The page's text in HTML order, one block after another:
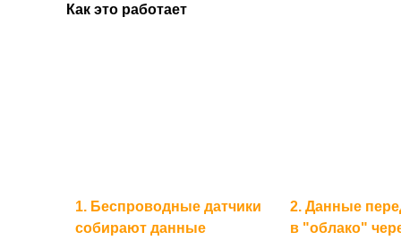
Как это работает
1. Беспроводные датчики
собирают данные
2. Данные
в "облако"